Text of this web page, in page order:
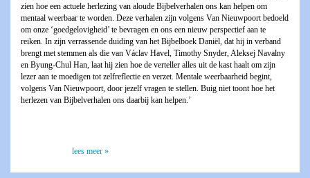
zien hoe een actuele herlezing van aloude Bijbelverhalen ons kan helpen om
mentaal weerbaar te worden. Deze verhalen zijn volgens Van Nieuwpoort bedoeld
om onze ‘goedgelovigheid’ te bevragen en ons een nieuw perspectief aan te
reiken. In zijn verrassende duiding van het Bijbelboek Daniël, dat hij in verband
brengt met stemmen als die van Václav Havel, Timothy Snyder, Aleksej Navalny
en Byung-Chul Han, laat hij zien hoe de verteller alles uit de kast haalt om zijn
lezer aan te moedigen tot zelfreflectie en verzet. Mentale weerbaarheid begint,
volgens Van Nieuwpoort, door jezelf vragen te stellen. Buig niet toont hoe het
herlezen van Bijbelverhalen ons daarbij kan helpen.’
lees meer »